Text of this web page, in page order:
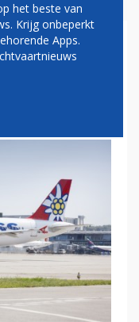
het beste van
Krijg onbeperkt
Apps.